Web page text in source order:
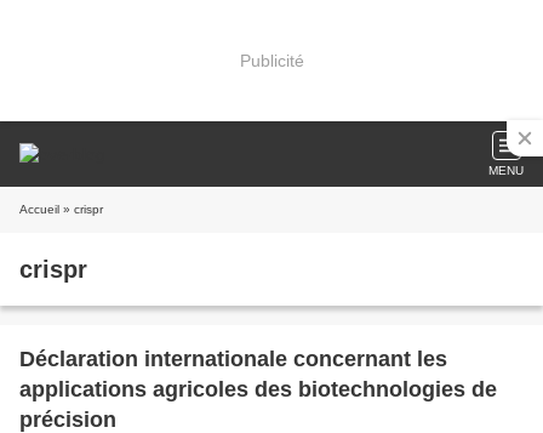
Publicité
MENU
Accueil » crispr
crispr
Déclaration internationale concernant les
applications agricoles des biotechnologies de
précision